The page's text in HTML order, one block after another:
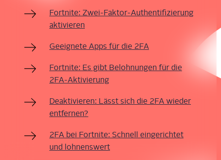
Fort­ni­te: Zwei-Fak­tor-Authen­ti­fi­zie­rung
aktivieren
Geeig­ne­te Apps für die 2FA
Fort­ni­te: Es gibt Beloh­nun­gen für die
2FA-Aktivierung
Deak­ti­vie­ren: Lässt sich die 2FA wie­der
entfernen?
2FA bei Fort­ni­te: Schnell ein­ge­rich­tet
und lohnenswert